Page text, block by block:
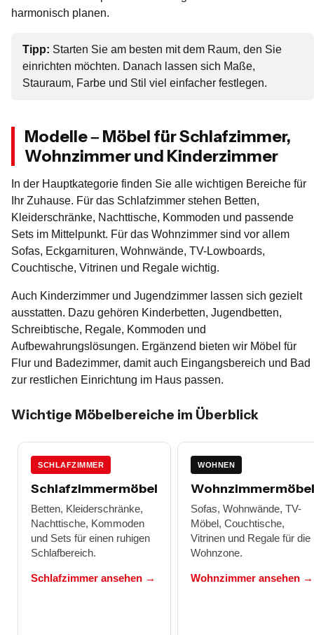
harmonisch planen.
Tipp: Starten Sie am besten mit dem Raum, den Sie
einrichten möchten. Danach lassen sich Maße,
Stauraum, Farbe und Stil viel einfacher festlegen.
Modelle – Möbel für Schlafzimmer,
Wohnzimmer und Kinderzimmer
In der Hauptkategorie finden Sie alle wichtigen Bereiche für
Ihr Zuhause. Für das Schlafzimmer stehen Betten,
Kleiderschränke, Nachttische, Kommoden und passende
Sets im Mittelpunkt. Für das Wohnzimmer sind vor allem
Sofas, Eckgarnituren, Wohnwände, TV-Lowboards,
Couchtische, Vitrinen und Regale wichtig.
Auch Kinderzimmer und Jugendzimmer lassen sich gezielt
ausstatten. Dazu gehören Kinderbetten, Jugendbetten,
Schreibtische, Regale, Kommoden und
Aufbewahrungslösungen. Ergänzend bieten wir Möbel für
Flur und Badezimmer, damit auch Eingangsbereich und Bad
zur restlichen Einrichtung im Haus passen.
Wichtige Möbelbereiche im Überblick
SCHLAFZIMMER
Schlafzimmermöbel
Betten, Kleiderschränke,
Nachttische, Kommoden
und Sets für einen ruhigen
Schlafbereich.
Schlafzimmer ansehen →
WOHNEN
Wohnzimmermöbel
Sofas, Wohnwände, TV-
Möbel, Couchtische,
Vitrinen und Regale für die
Wohnzone.
Wohnzimmer ansehen →